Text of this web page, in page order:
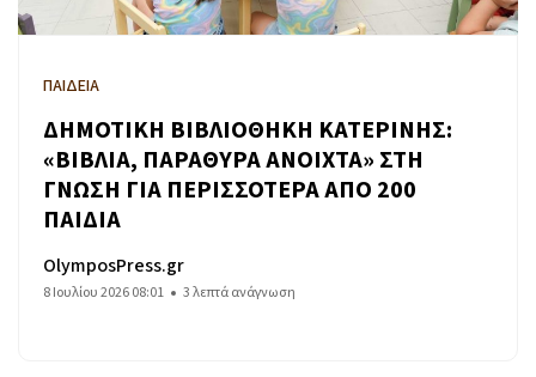
ΠΑΙΔΕΙΑ
ΔΗΜΟΤΙΚΗ ΒΙΒΛΙΟΘΗΚΗ ΚΑΤΕΡΙΝΗΣ:
«ΒΙΒΛΙΑ, ΠΑΡΑΘΥΡΑ ΑΝΟΙΧΤΑ» ΣΤΗ
ΓΝΩΣΗ ΓΙΑ ΠΕΡΙΣΣΟΤΕΡΑ ΑΠΟ 200
ΠΑΙΔΙΑ
OlymposPress.gr
8 Ιουλίου 2026 08:01 3 λεπτά ανάγνωση